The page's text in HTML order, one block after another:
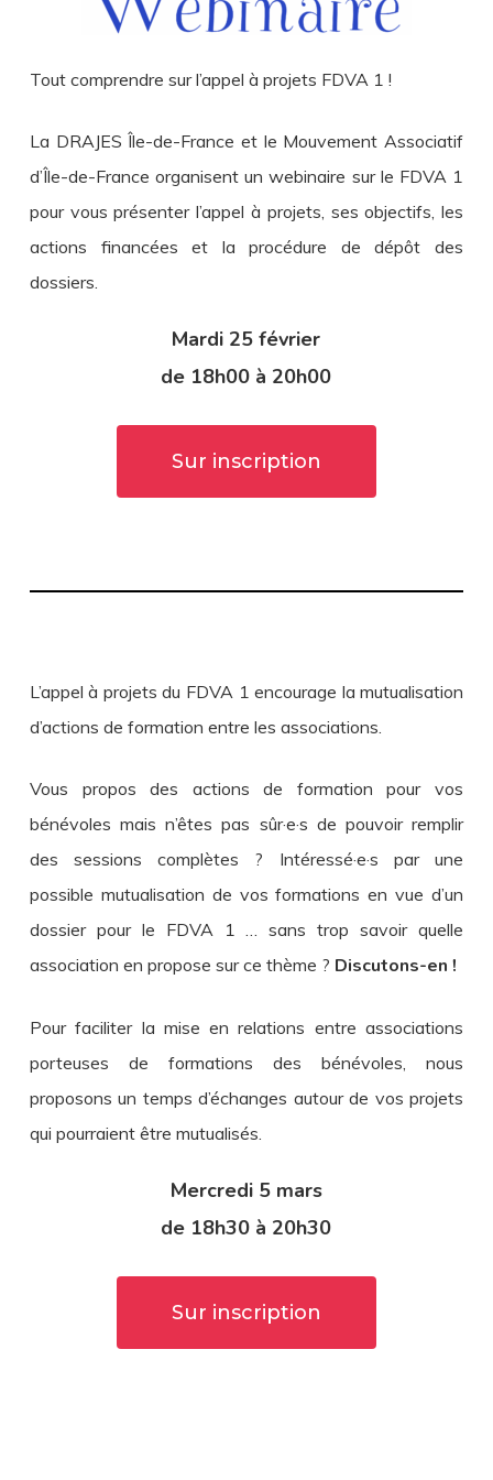
Tout comprendre sur l’appel à projets FDVA 1 !
La DRAJES Île-de-France et le Mouvement Associatif
d’Île-de-France organisent un webinaire sur le FDVA 1
pour vous présenter l’appel à projets, ses objectifs, les
actions financées et la procédure de dépôt des
dossiers.
Mardi 25 février
de 18h00 à 20h00
Sur inscription
L’appel à projets du FDVA 1 encourage la mutualisation
d’actions de formation entre les associations.
Vous propos des actions de formation pour vos
bénévoles mais n’êtes pas sûr·e·s de pouvoir remplir
des sessions complètes ? Intéressé·e·s par une
possible mutualisation de vos formations en vue d’un
dossier pour le FDVA 1 … sans trop savoir quelle
association en propose sur ce thème ? Discutons-en !
Pour faciliter la mise en relations entre associations
porteuses de formations des bénévoles, nous
proposons un temps d’échanges autour de vos projets
qui pourraient être mutualisés.
Mercredi 5 mars
de 18h30 à 20h30
Sur inscription